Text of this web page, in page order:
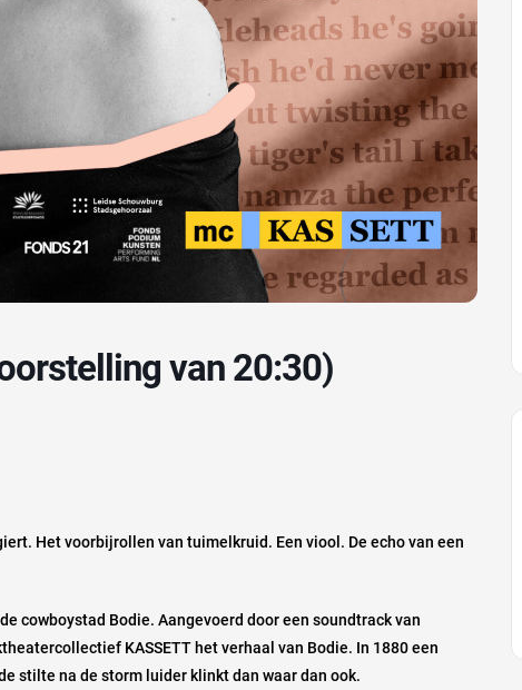
van 20:30)
Het voorbijrollen van tuimelkruid. Een viool. De echo van een
cowboystad Bodie. Aangevoerd door een soundtrack van
KASSETT het verhaal van Bodie. In 1880 een
stilte na de storm luider klinkt dan waar dan ook.